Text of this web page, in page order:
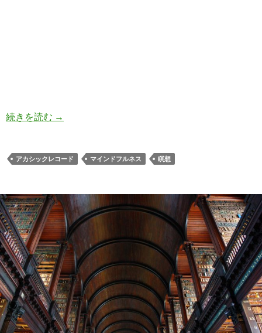
続きを読む スピリチュアル・バケットリスト 来世でもした
→
アカシックレコード マインドフルネス 瞑想